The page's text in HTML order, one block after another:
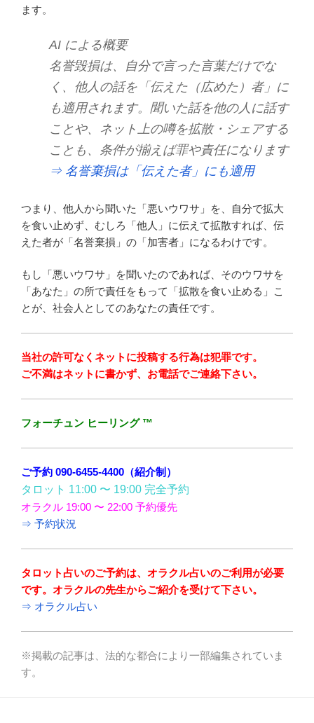
ます。
AI による概要
名誉毀損は、自分で言った言葉だけでな
く、他人の話を「伝えた（広めた）者」に
も適用されます。聞いた話を他の人に話す
ことや、ネット上の噂を拡散・シェアする
ことも、条件が揃えば罪や責任になります
⇒ 名誉棄損は「伝えた者」にも適用
つまり、他人から聞いた「悪いウワサ」を、自分で拡大
を食い止めず、むしろ「他人」に伝えて拡散すれば、伝
えた者が「名誉棄損」の「加害者」になるわけです。
もし「悪いウワサ」を聞いたのであれば、そのウワサを
「あなた」の所で責任をもって「拡散を食い止める」こ
とが、社会人としてのあなたの責任です。
当社の許可なくネットに投稿する行為は犯罪です。
ご不満はネットに書かず、お電話でご連絡下さい。
フォーチュン ヒーリング ™
ご予約 090-6455-4400（紹介制）
タロット 11:00 〜 19:00 完全予約
オラクル 19:00 〜 22:00 予約優先
⇒ 予約状況
タロット占いのご予約は、オラクル占いのご利用が必要
です。オラクルの先生からご紹介を受けて下さい。
⇒ オラクル占い
※掲載の記事は、法的な都合により一部編集されていま
す。